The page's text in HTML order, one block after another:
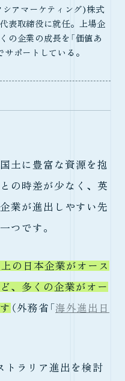
アマーケティング)株式
表取締役に就任。上場企
の企業の成長を「価値あ
サポートしている。
土に豊富な資源を抱
の時差が少なく、英
業が進出しやすい先
つです。
の日本企業がオース
、多くの企業がオー
（外務省「 海外進出日
トラリア進出を検討